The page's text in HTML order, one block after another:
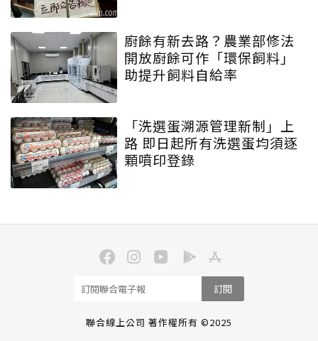
廚餘有新去路？農業部修法
開放廚餘可作「環保飼料」
助提升飼料自給率
「洗選蛋溯源管理新制」上
路 即日起所有洗選蛋均須逐
顆噴印登錄
訂閱
聯合線上公司 著作權所有 ©2025